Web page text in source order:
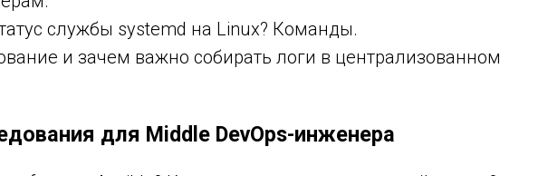
службы systemd на Linux? Команды.
и зачем важно собирать логи в централизованном
для Middle DevOps-инженера